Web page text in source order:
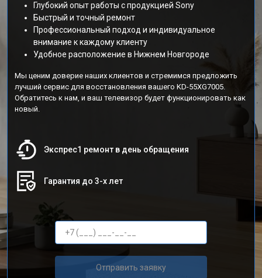
Глубокий опыт работы с продукцией Sony
Быстрый и точный ремонт
Профессиональный подход и индивидуальное
внимание к каждому клиенту
Удобное расположение в Нижнем Новгороде
Мы ценим доверие наших клиентов и стремимся предложить
лучший сервис для восстановления вашего KD-55XG7005.
Обратитесь к нам, и ваш телевизор будет функционировать как
новый.
Экспрес1 ремонт в день обращения
Гарантия до 3-х лет
Отправить заявку